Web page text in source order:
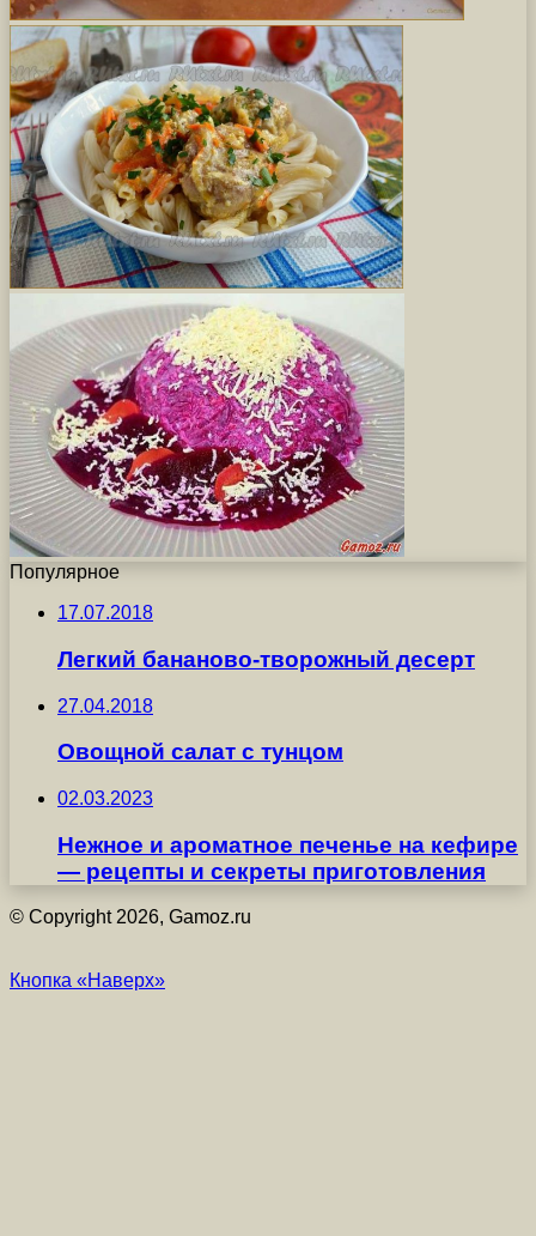
Популярное
17.07.2018
Легкий бананово-творожный десерт
27.04.2018
Овощной салат с тунцом
02.03.2023
Нежное и ароматное печенье на кефире
— рецепты и секреты приготовления
© Copyright 2026, Gamoz.ru
Кнопка «Наверх»